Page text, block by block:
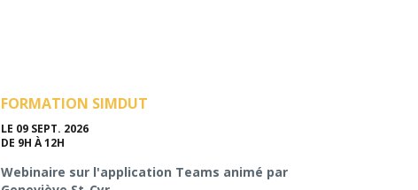
FORMATION SIMDUT
LE 09 SEPT. 2026
DE 9H À 12H
Webinaire sur l'application Teams animé par